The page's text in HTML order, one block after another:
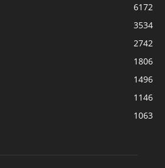
6172
3534
2742
1806
1496
1146
1063